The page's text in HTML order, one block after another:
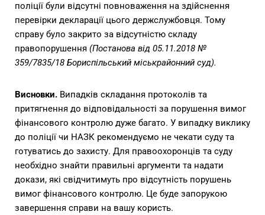
поліції були відсутні повноваження на здійснення
перевірки декларації цього держслужбовця. Тому
справу було закрито за відсутністю складу
правопорушення (Постанова від 05.11.2018 №
359/7835/18 Бориспільський міськрайонний суд).
Висновки. Випадків складання протоколів та
притягнення до відповідальності за порушення вимог
фінансового контролю дуже багато. У випадку виклику
до поліції чи НАЗК рекомендуємо не чекати суду та
готуватись до захисту. Для правоохоронців та суду
необхідно знайти правильні аргументи та надати
докази, які свідчитимуть про відсутність порушень
вимог фінансового контролю. Це буде запорукою
завершення справи на вашу користь.